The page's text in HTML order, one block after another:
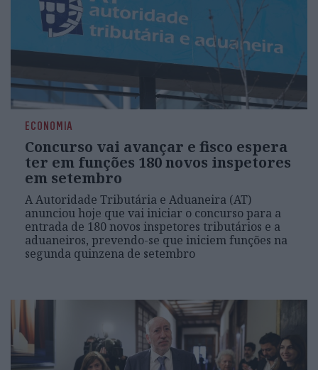
ECONOMIA
Concurso vai avançar e fisco espera
ter em funções 180 novos inspetores
em setembro
A Autoridade Tributária e Aduaneira (AT)
anunciou hoje que vai iniciar o concurso para a
entrada de 180 novos inspetores tributários e a
aduaneiros, prevendo-se que iniciem funções na
segunda quinzena de setembro